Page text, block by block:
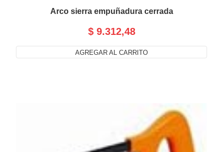
Arco sierra empuñadura cerrada
$ 9.312,48
AGREGAR AL CARRITO